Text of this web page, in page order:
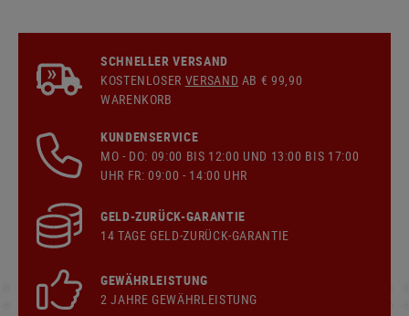
SCHNELLER VERSAND
KOSTENLOSER VERSAND AB € 99,90
WARENKORB
KUNDENSERVICE
MO - DO: 09:00 BIS 12:00 UND 13:00 BIS 17:00
UHR FR: 09:00 - 14:00 UHR
GELD-ZURÜCK-GARANTIE
14 TAGE GELD-ZURÜCK-GARANTIE
GEWÄHRLEISTUNG
2 JAHRE GEWÄHRLEISTUNG